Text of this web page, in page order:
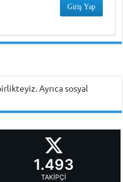
Ayrıca sosyal
1.493
TAKIPÇI